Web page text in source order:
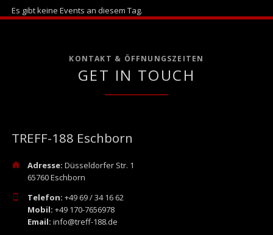
Es gibt keine Events an diesem Tag.
KONTAKT & ÖFFNUNGSZEITEN
GET IN TOUCH
TREFF-188 Eschborn
Adresse: Düsseldorfer Str. 1
65760 Eschborn
Telefon: +49 69 / 34 16 62
Mobil: +49 170-7656978
Email: info@treff-188.de